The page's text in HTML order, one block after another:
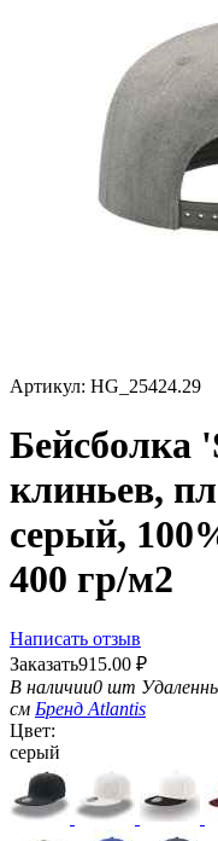
Артикул: HG_25424.29
Бейсболка
клиньев,
серый,
400 гр/м2
Написать отзыв
Заказать915.00 ₽
В наличии0 шт
см Бренд Atlantis
Цвет:
серый